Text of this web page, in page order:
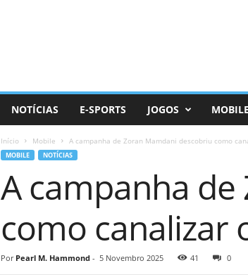
NOTÍCIAS E-SPORTS JOGOS MOBILE
Início Mobile A campanha de Zoran Mamdani descobriu como
MOBILE NOTÍCIAS
A campanha
como canalizar
Por Pearl M. Hammond- 5 Novembro 2025 41 0